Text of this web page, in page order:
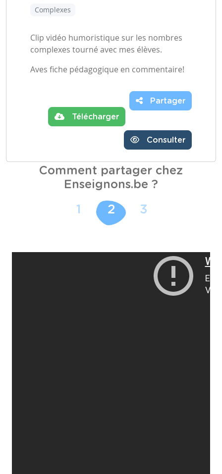
Complexes
Clip vidéo humoristique sur les nombres
complexes tourné avec mes élèves.
Aves fiche pédagogique en commentaire!
Télécharger
Partager
Consulter
Comment partager chez
Enseignons.be ?
1 2 3